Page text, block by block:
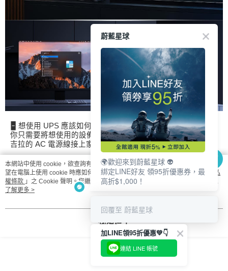
🁢 想使用 UPS 應該如何連接？
你只需要將想使用的設備接上【BLUETTI 電吉拉】，再將電
吉拉的 AC 電源線接上家用插座，運作方式如下：
本網站中使用 cookie，欲查詢有關本網站使用 cookie 方式之詳情，及若您不希
望在電腦上使用 cookie 時應如何變更電腦的 cookie 設定，請參閱本網站「
隱私
權條款 」之 Cookie 聲明。您繼續使用本網站即表示您同意本公司得按本網站使
用條款之 Cookie 聲明使用 cookie。
了解更多 >
我知道了
蔚藍星球
🌍歡迎來到蔚藍星球 👽
綁定LINE好友 領95折優惠券，最
高折$1,000！
回覆至 蔚藍星球
加LINE領95折優惠💚👇
連結 LINE 帳號